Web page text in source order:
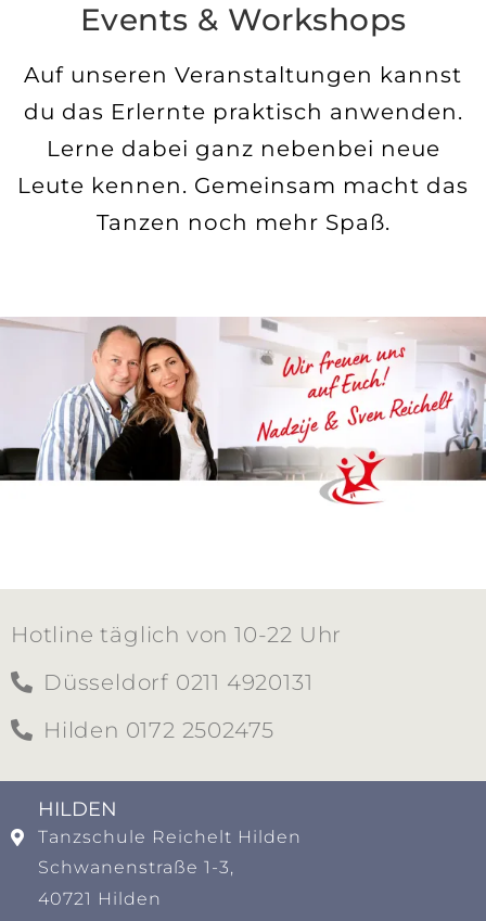
Events & Workshops
Auf unseren Veranstaltungen kannst
du das Erlernte praktisch anwenden.
Lerne dabei ganz nebenbei neue
Leute kennen. Gemeinsam macht das
Tanzen noch mehr Spaß.
Hotline täglich von 10-22 Uhr
Düsseldorf 0211 4920131
Hilden 0172 2502475
HILDEN​
Tanzschule Reichelt Hilden
Schwanenstraße 1-3,
40721 Hilden